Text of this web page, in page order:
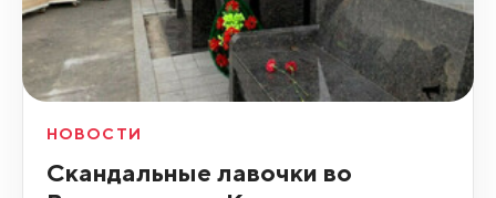
НОВОСТИ
Скандальные лавочки во